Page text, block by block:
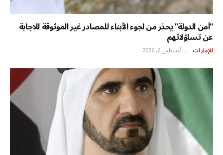
“أمن الدولة” يحذر من لجوء الأبناء للمصادر غير الموثوقة للاجابة
عن تساؤلاتهم
الإمارات أغسطس 6, 2026